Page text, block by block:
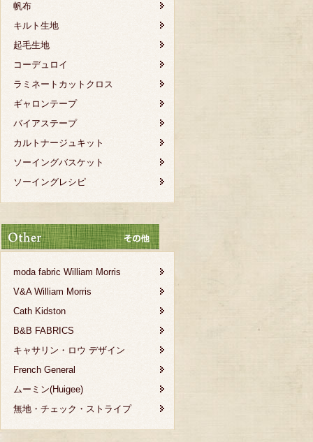
帆布
キルト生地
起毛生地
コーデュロイ
ラミネートカットクロス
ギャロンテープ
バイアステープ
カルトナージュキット
ソーイングバスケット
ソーイングレシピ
moda fabric William Morris
V&A William Morris
Cath Kidston
B&B FABRICS
キャサリン・ロウ デザイン
French General
ムーミン(Huigee)
無地・チェック・ストライプ